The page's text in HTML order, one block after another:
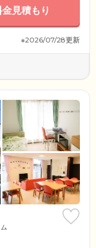
金見積もり
※2026/07/28更新